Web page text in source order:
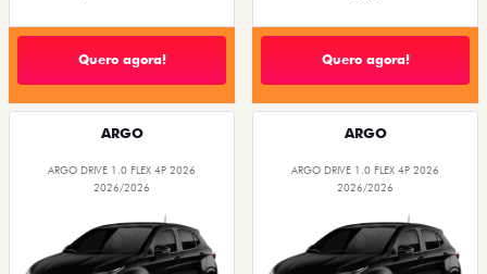
Quero agora! Quero agora!
ARGO
ARGO DRIVE 1.0 FLEX 4P 2026
2026/2026
ARGO
ARGO DRIVE 1.0 FLEX 4P 2026
2026/2026